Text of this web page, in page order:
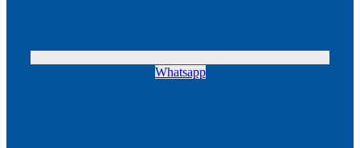
Whatsapp